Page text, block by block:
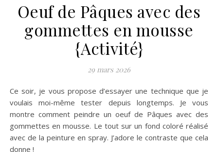
Oeuf de Pâques avec des
gommettes en mousse
{Activité}
29 mars 2026
Ce soir, je vous propose d’essayer une technique que je
voulais moi-même tester depuis longtemps. Je vous
montre comment peindre un oeuf de Pâques avec des
gommettes en mousse. Le tout sur un fond coloré réalisé
avec de la peinture en spray. J’adore le contraste que cela
donne !